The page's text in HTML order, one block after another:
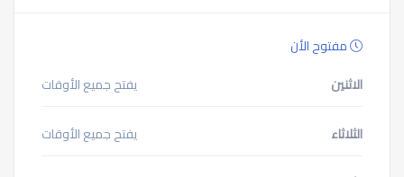
مفتوح الأن
الاثنين
يفتح جميع الأوقات
الثلاثاء يفتح جميع الأوقات